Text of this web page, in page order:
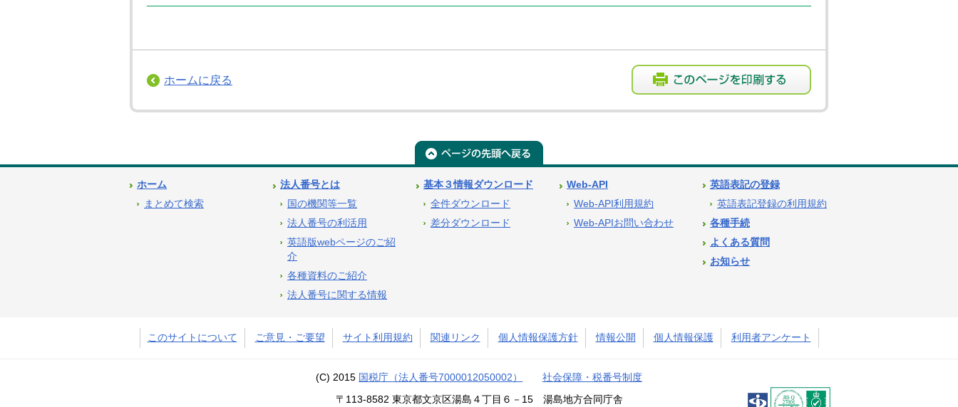
ホームに戻る
ホーム
まとめて検索
法人番号とは
国の機関等一覧
法人番号の利活用
英語版webページのご紹
介
各種資料のご紹介
法人番号に関する情報
基本３情報ダウンロード
全件ダウンロード
差分ダウンロード
Web-API
Web-API利用規約
Web-APIお問い合わせ
英語表記の登録
英語表記登録の利用規約
各種手続
よくある質問
お知らせ
このサイトについて ご意見・ご要望 サイト利用規約 関連リンク 個人情報保護方針 情報公開 個人情報保護 利用者アンケート
(C) 2015 国税庁（法人番号7000012050002） 社会保障・税番号制度
〒113-8582 東京都文京区湯島４丁目６－15 湯島地方合同庁舎